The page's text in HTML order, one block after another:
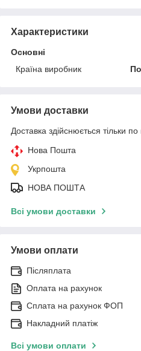
Характеристики
Основні
Країна виробник
Умови доставки
Доставка здійснюється тільки по
Нова Пошта
Укрпошта
НОВА ПОШТА
Всі умови доставки
Умови оплати
Післяплата
Оплата на рахунок
Сплата на рахунок ФОП
Накладний платіж
Всі умови оплати